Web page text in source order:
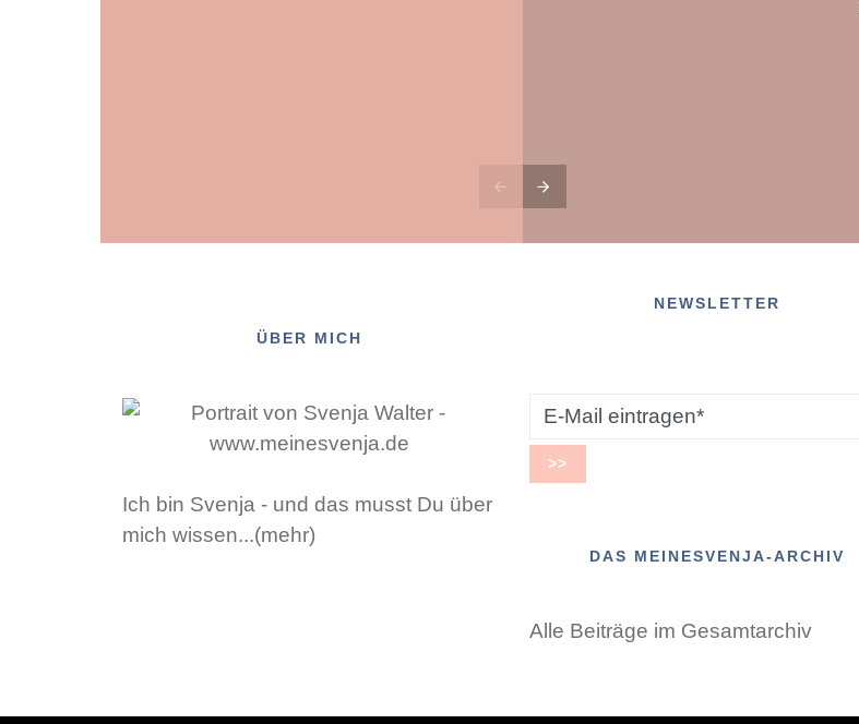
ÜBER MICH
Ich bin Svenja - und das musst Du über
mich wissen...(mehr)
NEWSLETTER
DAS MEINESVENJA-ARCHIV
Alle Beiträge im Gesamtarchiv